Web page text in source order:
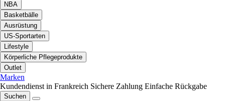
NBA
Basketbälle
Ausrüstung
US-Sportarten
Lifestyle
Körperliche Pflegeprodukte
Outlet
Marken
Kundendienst in Frankreich Sichere Zahlung Einfache Rückgabe
Suchen